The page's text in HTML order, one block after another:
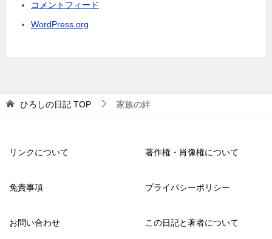
コメントフィード
WordPress.org
ひろしの日記 TOP 家族の絆
リンクについて 著作権・肖像権について
免責事項 プライバシーポリシー
お問い合わせ この日記と著者について